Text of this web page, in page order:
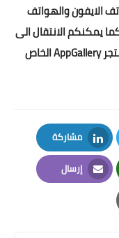
الايفون والهواتف
يمكنكم الانتقال الى
صفحة التحميل تطبيق توكلنا من خلال متجر AppGallery الخاص
مشاركة
LinkedIn
إرسال
Email